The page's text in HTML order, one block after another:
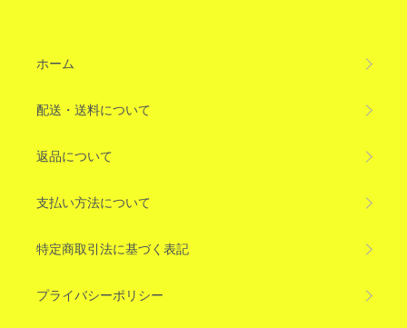
ホーム
配送・送料について
返品について
支払い方法について
特定商取引法に基づく表記
プライバシーポリシー